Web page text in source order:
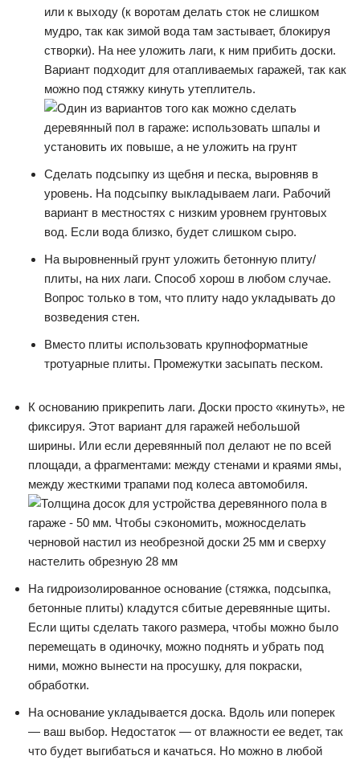
или к выходу (к воротам делать сток не слишком
мудро, так как зимой вода там застывает, блокируя
створки). На нее уложить лаги, к ним прибить доски.
Вариант подходит для отапливаемых гаражей, так как
можно под стяжку кинуть утеплитель.
Сделать подсыпку из щебня и песка, выровняв в
уровень. На подсыпку выкладываем лаги. Рабочий
вариант в местностях с низким уровнем грунтовых
вод. Если вода близко, будет слишком сыро.
На выровненный грунт уложить бетонную плиту/
плиты, на них лаги. Способ хорош в любом случае.
Вопрос только в том, что плиту надо укладывать до
возведения стен.
Вместо плиты использовать крупноформатные
тротуарные плиты. Промежутки засыпать песком.
К основанию прикрепить лаги. Доски просто «кинуть», не
фиксируя. Этот вариант для гаражей небольшой
ширины. Или если деревянный пол делают не по всей
площади, а фрагментами: между стенами и краями ямы,
между жесткими трапами под колеса автомобиля.
На гидроизолированное основание (стяжка, подсыпка,
бетонные плиты) кладутся сбитые деревянные щиты.
Если щиты сделать такого размера, чтобы можно было
перемещать в одиночку, можно поднять и убрать под
ними, можно вынести на просушку, для покраски,
обработки.
На основание укладывается доска. Вдоль или поперек
— ваш выбор. Недостаток — от влажности ее ведет, так
что будет выгибаться и качаться. Но можно в любой